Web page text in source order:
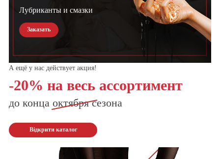
Лубриканты и смазки
Заказать
А ещё у нас действует акция!
-20% на весь ассортимент
до конца октябрясезона
Відкрити каталог